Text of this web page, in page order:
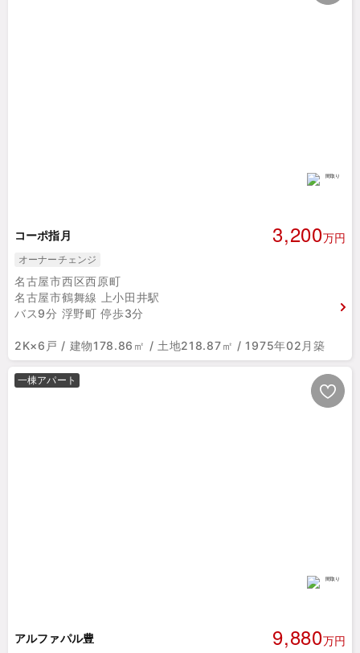
コーポ指月 3,200万円
オーナーチェンジ
名古屋市西区西原町
名古屋市鶴舞線 上小田井駅
バス9分 浮野町 停歩3分
2K×6戸 / 建物178.86㎡ / 土地218.87㎡ / 1975年02月築
一棟アパート
アルファパル豊 9,880万円